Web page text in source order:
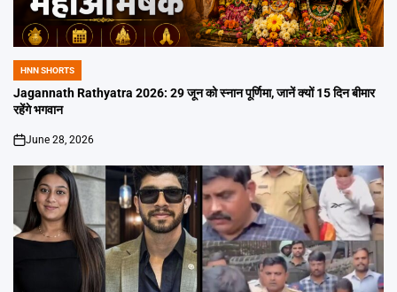
POSTED
IN
HNN SHORTS
Jagannath Rathyatra 2026: 29 जून को स्नान पूर्णिमा, जानें क्यों 15 दिन बीमार
रहेंगे भगवान
on
June 28, 2026